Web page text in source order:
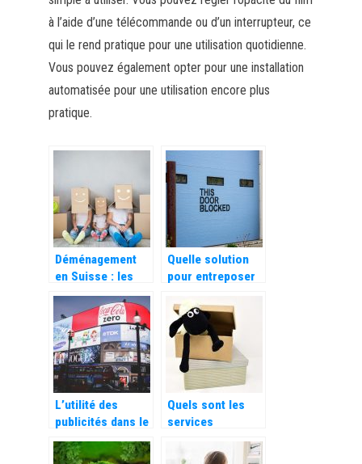
à l’aide d’une télécommande ou d’un interrupteur, ce
qui le rend pratique pour une utilisation quotidienne.
Vous pouvez également opter pour une installation
automatisée pour une utilisation encore plus
pratique.
Déménagement
en Suisse : les
tarifs pratiqués
par les
entreprises
spécialisées
Quelle solution
pour entreposer
Bretagne sud?
L’utilité des
publicités dans le
commerce
Quels sont les
services
proposés par les
déménageurs